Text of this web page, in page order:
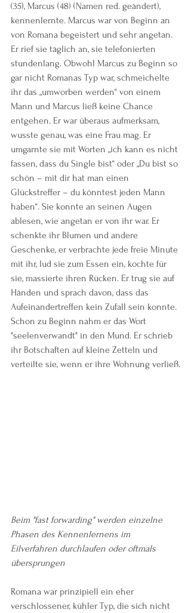
(35), Marcus (48) (Namen red. geändert),
kennenlernte. Marcus war von Beginn an
von Romana begeistert und sehr angetan.
Er rief sie täglich an, sie telefonierten
stundenlang. Obwohl Marcus zu Beginn so
gar nicht Romanas Typ war, schmeichelte
ihr das „umworben werden“ von einem
Mann und Marcus ließ keine Chance
entgehen. Er war überaus aufmerksam,
wusste genau, was eine Frau mag. Er
umgarnte sie mit Worten „ich kann es nicht
fassen, dass du Single bist“ oder „Du bist so
schön – mit dir hat man einen
Glückstreffer – du könntest jeden Mann
haben“. Sie konnte an seinen Augen
ablesen, wie angetan er von ihr war. Er
schenkte ihr Blumen und andere
Geschenke, er verbrachte jede freie Minute
mit ihr, lud sie zum Essen ein, kochte für
sie, massierte ihren Rücken. Er trug sie auf
Händen und sprach davon, dass das
Aufeinandertreffen kein Zufall sein konnte.
Schon zu Beginn nahm er das Wort
"seelenverwandt" in den Mund. Er schrieb
ihr Botschaften auf kleine Zetteln und
verteilte sie, wenn er ihre Wohnung verließ.
Beim "fast forwarding" werden einzelne
Phasen des Kennenlernens im
Eilverfahren durchlaufen oder oftmals
übersprungen
Romana war prinzipiell ein eher
verschlossener, kühler Typ, die sich nicht